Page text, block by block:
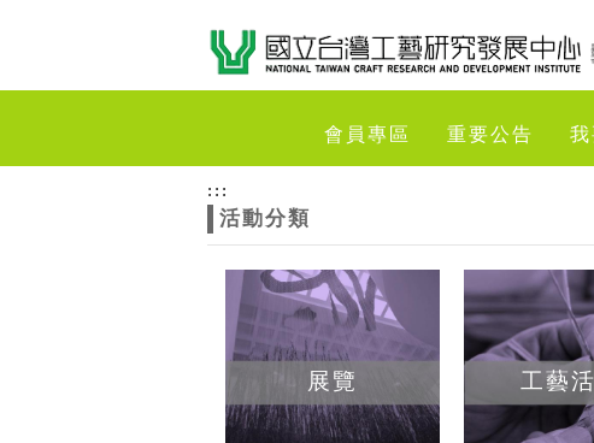
會員專區 重要公告 我
:::
活動分類
展覽 工藝